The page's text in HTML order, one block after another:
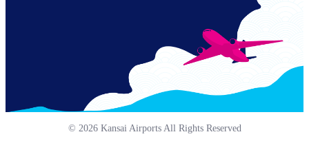
© 2026 Kansai Airports All Rights Reserved